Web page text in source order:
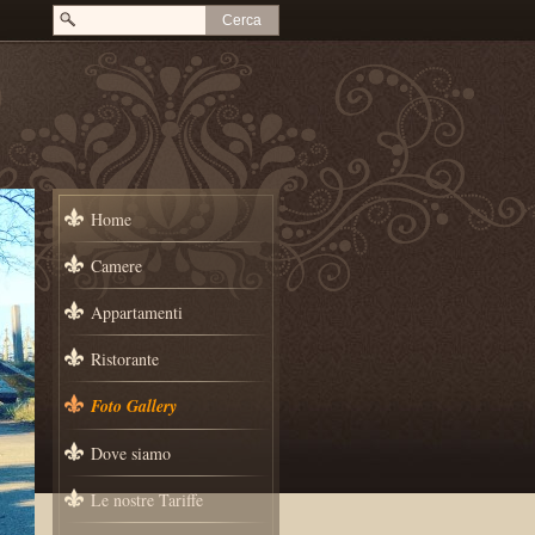
Home
Camere
Appartamenti
Ristorante
Foto Gallery
Dove siamo
Le nostre Tariffe